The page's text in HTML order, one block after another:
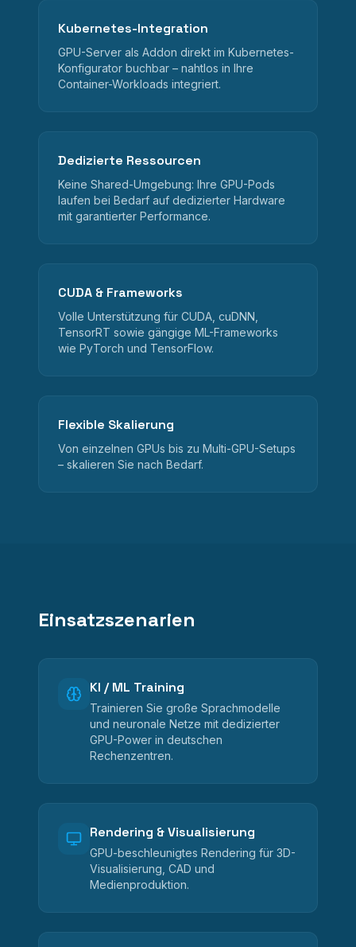
Kubernetes-Integration
GPU-Server als Addon direkt im Kubernetes-
Konfigurator buchbar – nahtlos in Ihre
Container-Workloads integriert.
Dedizierte Ressourcen
Keine Shared-Umgebung: Ihre GPU-Pods
laufen bei Bedarf auf dedizierter Hardware
mit garantierter Performance.
CUDA & Frameworks
Volle Unterstützung für CUDA, cuDNN,
TensorRT sowie gängige ML-Frameworks
wie PyTorch und TensorFlow.
Flexible Skalierung
Von einzelnen GPUs bis zu Multi-GPU-Setups
– skalieren Sie nach Bedarf.
Einsatzszenarien
KI / ML Training
Trainieren Sie große Sprachmodelle
und neuronale Netze mit dedizierter
GPU-Power in deutschen
Rechenzentren.
Rendering & Visualisierung
GPU-beschleunigtes Rendering für 3D-
Visualisierung, CAD und
Medienproduktion.